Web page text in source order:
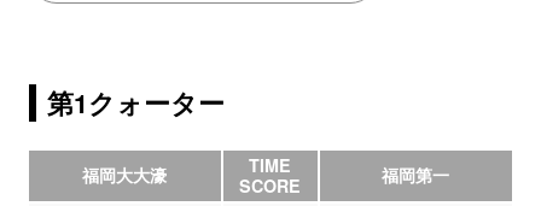
第1クォーター
福岡大大濠
TIME
SCORE
福岡第一